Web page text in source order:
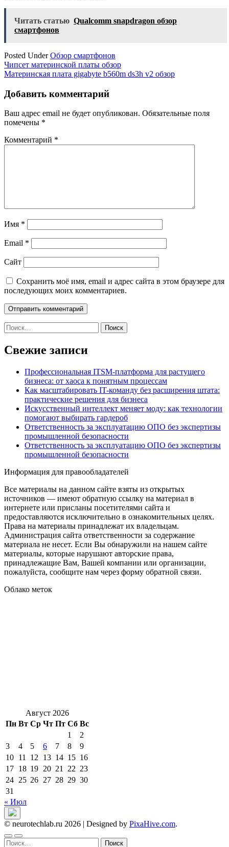
Читать статью Qualcomm snapdragon обзор
смартфонов
Posted UnderОбзор смартфонов
Навигация
по
записям
Чипсет материнской платы обзор
Материнская плата gigabyte b560m ds3h v2 обзор
Добавить комментарий
Ваш адрес email не будет опубликован. Обязательные поля
помечены *
Комментарий *
Имя *
Email *
Сайт
Сохранить моё имя, email и адрес сайта в этом браузере для
последующих моих комментариев.
Найти:
Свежие записи
Профессиональная ITSM-платформа для растущего
бизнеса: от хаоса к понятным процессам
Как масштабировать IT-команду без расширения штата:
практические решения для бизнеса
Искусственный интеллект меняет моду: как технологии
помогают выбирать гардероб
Ответственность за эксплуатацию ОПО без экспертизы
промышленной безопасности
Ответственность за эксплуатацию ОПО без экспертизы
промышленной безопасности
Информация для правообладателей
Все материалы на данном сайте взяты из открытых
источников — имеют обратную ссылку на материал в
интернете или присланы посетителями сайта и
предоставляются исключительно в ознакомительных целях.
Права на материалы принадлежат их владельцам.
Администрация сайта ответственности за содержание
материала не несет. Если Вы обнаружили на нашем сайте
материалы, которые нарушают авторские права,
принадлежащие Вам, Вашей компании или организации,
пожалуйста, сообщите нам через форму обратной связи.
Облако меток
Август 2026
Пн Вт Ср Чт Пт Сб Вс
1
2
3
4 5 6 7 8
9
10 11 12 13 14 15 16
17 18 19 20 21 22 23
24 25 26 27 28 29 30
31
« Июл
© neurotechlab.ru 2026 | Designed by PixaHive.com.
Найти: